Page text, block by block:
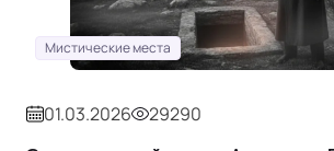
Мистические места
01.03.2026 29290